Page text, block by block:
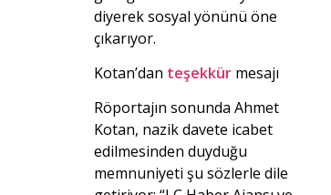
diyerek sosyal yönünü öne
çıkarıyor.
Kotan’dan teşekkür mesajı
Röportajın sonunda Ahmet
Kotan, nazik davete icabet
edilmesinden duyduğu
memnuniyeti şu sözlerle dile